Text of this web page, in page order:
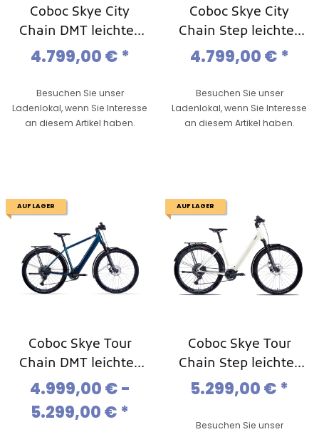
Coboc Skye City
Chain DMT leichtes
Ebike,11-Gang Kette
4.799,00 € *
Besuchen Sie unser
Ladenlokal, wenn Sie Interesse
an diesem Artikel haben.
Coboc Skye City
Chain Step leichtes
Ebike,11-Gang Kette
4.799,00 € *
Besuchen Sie unser
Ladenlokal, wenn Sie Interesse
an diesem Artikel haben.
AUF LAGER
Coboc Skye Tour
Chain DMT leichtes
Ebike,11-Gang Kette
4.999,00 € -
5.299,00 € *
AUF LAGER
Coboc Skye Tour
Chain Step leichtes
Ebike,11-Gang Kette
5.299,00 € *
Besuchen Sie unser